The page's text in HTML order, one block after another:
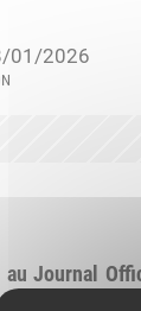
01/2026
au Journal
été validée